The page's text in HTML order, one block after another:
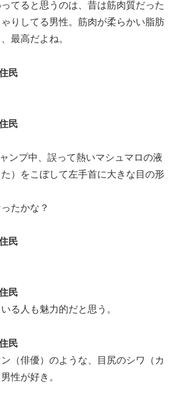
てると思うのは、昔は筋肉質だった
りしてる男性。筋肉が柔らかい脂肪
最高だよね。
民
民
ンプ中、誤って熱いマシュマロの液
）をこぼして左手首に大きな目の形
たかな？
民
民
る人も魅力的だと思う。
民
（俳優）のような、目尻のシワ（カ
性が好き。